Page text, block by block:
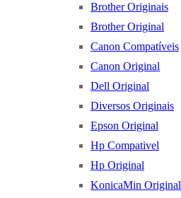
Brother Originais
Brother Original
Canon Compatíveis
Canon Original
Dell Original
Diversos Originais
Epson Original
Hp Compativel
Hp Original
KonicaMin Original